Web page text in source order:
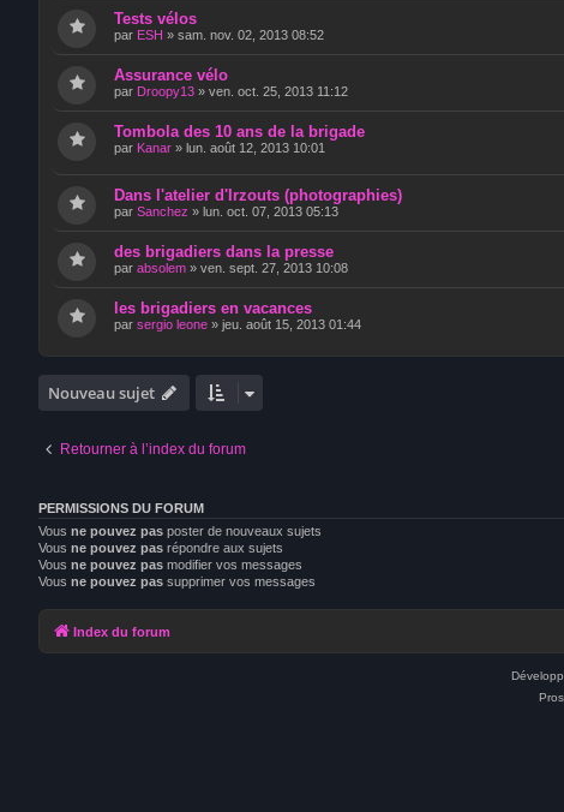
Tests vélos
par ESH » sam. nov. 02, 2013 08:52
Assurance vélo
par Droopy13 » ven. oct. 25, 2013 11:12
Tombola des 10 ans de la brigade
par Kanar » lun. août 12, 2013 10:01
Dans l'atelier d'Irzouts (photographies)
par Sanchez » lun. oct. 07, 2013 05:13
des brigadiers dans la presse
par absolem » ven. sept. 27, 2013 10:08
les brigadiers en vacances
par sergio leone » jeu. août 15, 2013 01:44
Nouveau sujet
Retourner à l’index du forum
PERMISSIONS DU FORUM
Vous ne pouvez pas poster de nouveaux sujets
Vous ne pouvez pas répondre aux sujets
Vous ne pouvez pas modifier vos messages
Vous ne pouvez pas supprimer vos messages
Index du forum